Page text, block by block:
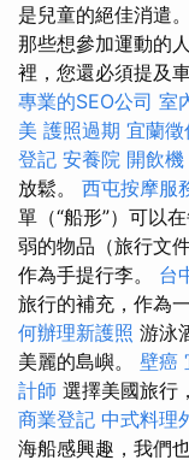
是兒童的絕佳消遣
那些想參加運動的
裡，您還必須提及
專業的SEO公司 室
美 護照過期 宜蘭徵
登記 安養院 開飲機
放鬆。 西屯按摩服
單（“船形”）可以
弱的物品（旅行文
作為手提行李。 台
旅行的補充，作為
何辦理新護照 游泳
美麗的島嶼。 壁癌
計師 選擇美國旅行
商業登記 中式料理
海船感興趣，我們